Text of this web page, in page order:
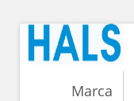
Marca